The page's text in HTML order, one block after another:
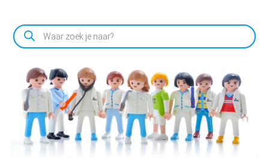
Producten
zoeken